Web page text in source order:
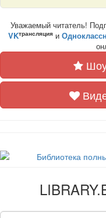
Уважаемый читатель!
VKтрансляция и